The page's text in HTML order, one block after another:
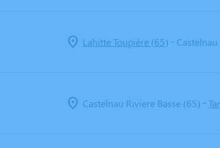
Lahitte Toupière (65)-
Castelnau Riviere Basse (65)-